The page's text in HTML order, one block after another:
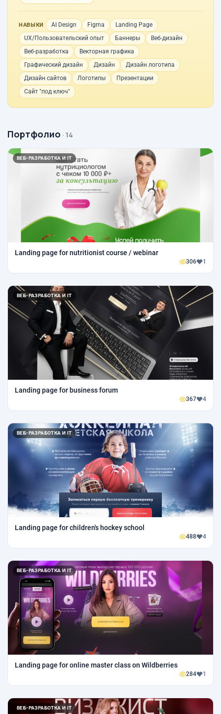
НАВЫКИ AI Design Figma
Landing Page
UX/Пользовательский опыт
Баннеры
Веб-дизайн
Веб-разработка
Векторная графика
Графический дизайн
Дизайн
Дизайн логотипа
Дизайн сайтов
Логотипы
Презентации
Сайт "под ключ"
Портфолио · 14
ВЕБ-РАЗРАБОТКА И IT
Landing page for nutritionist course / webinar
306 1
ВЕБ-РАЗРАБОТКА И IT
Landing page for business forum
367 4
ВЕБ-РАЗРАБОТКА И IT
Landing page for children's hockey school
488 4
ВЕБ-РАЗРАБОТКА И IT
Landing page for online master class on Wildberries
284 1
ВЕБ-РАЗРАБОТКА И IT